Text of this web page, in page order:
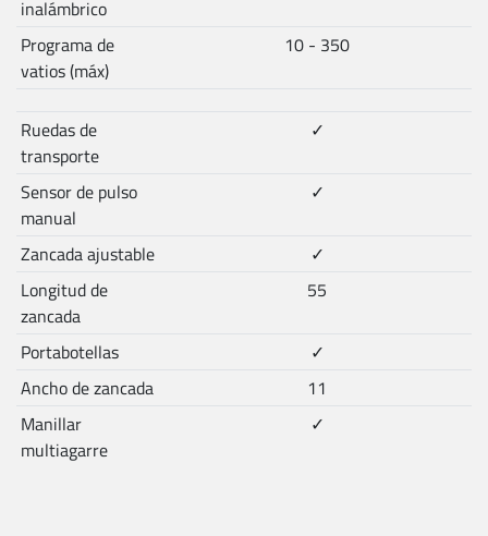
inalámbrico
Programa de
vatios (máx)
10 - 350
Ruedas de
transporte
✓
Sensor de pulso
manual
✓
Zancada ajustable
✓
Longitud de
zancada
55
Portabotellas
✓
Ancho de zancada
11
Manillar
multiagarre
✓